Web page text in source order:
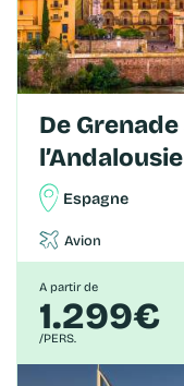
De Grenade à Séville l’âme de
l’Andalousie
Espagne
Avion
A partir de
1.299€
/PERS.